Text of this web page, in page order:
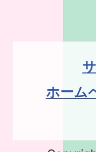
ホーム